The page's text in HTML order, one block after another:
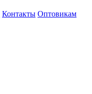
Контакты Оптовикам